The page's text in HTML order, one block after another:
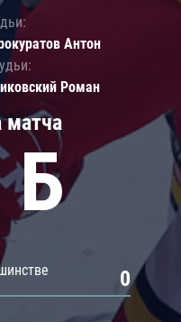
матча
Б
0
Антон
Роман